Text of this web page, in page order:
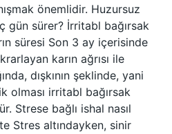
önemlidir. Huzursuz
gün sürer? İrritabl bağırsak
süresi Son 3 ay içerisinde
karın ağrısı ile
dışkının şeklinde, yani
olması irritabl bağırsak
Strese bağlı ishal nasıl
Stres altındayken, sinir